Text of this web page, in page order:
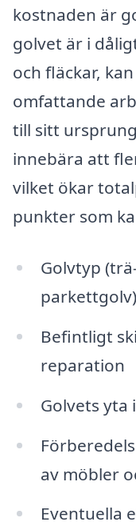
kostnaden är
golvet är i
och fläckar,
omfattande
till sitt
innebära att
vilket ökar
punkter som
Golvtyp
parkettgolv)
Befintligt
reparation
Golvets
av möbler
Eventuella